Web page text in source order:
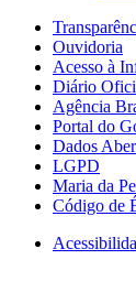
Ouvidoria
Acesso à
Diário
Agência
Portal do
Dados
LGPD
Maria da
Código de